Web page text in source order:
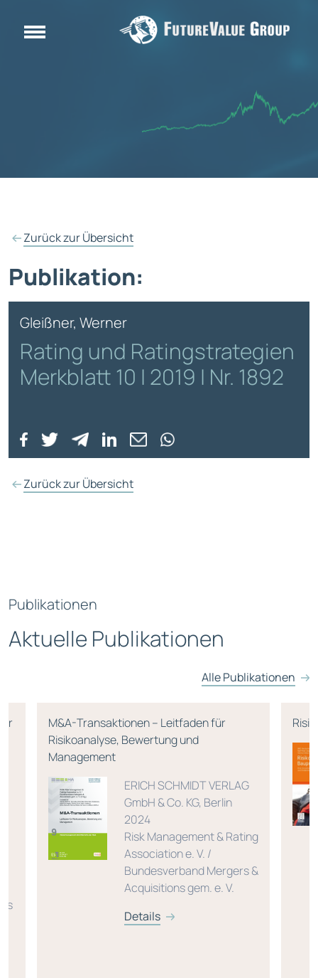
Zurück zur Übersicht
Publikation:
Gleißner, Werner
Rating und Ratingstrategien
Merkblatt 10 | 2019 | Nr. 1892
Zurück zur Übersicht
Publikationen
Aktuelle Publikationen
Alle Publikationen
M&A-Transaktionen – Leitfaden für
Risikoanalyse, Bewertung und
Management
ERICH SCHMIDT VERLAG
GmbH & Co. KG, Berlin
2024
Risk Management & Rating
Association e. V. /
Bundesverband Mergers &
Acquisitions gem. e. V.
Details